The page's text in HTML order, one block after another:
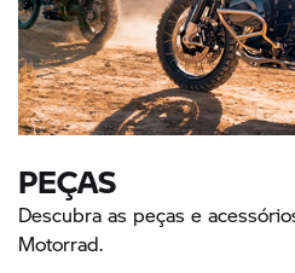
PEÇAS
Descubra as peças e
Motorrad.